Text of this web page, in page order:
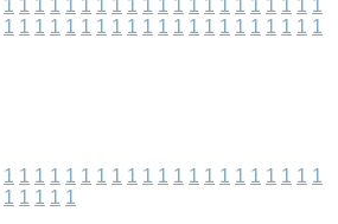
1 1 1 1 1 1 1 1 1 1 1 1 1 1 1 1 1 1 1 1 1
1 1 1 1 1 1 1 1 1 1 1 1 1 1 1 1 1 1 1 1 1
1 1 1 1 1 1 1 1 1 1 1 1 1 1 1 1 1 1 1 1 1
1 1 1 1 1